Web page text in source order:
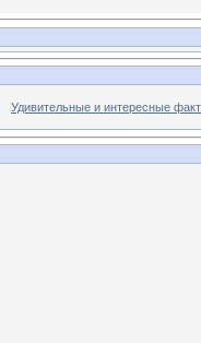
Удивительные и интересные